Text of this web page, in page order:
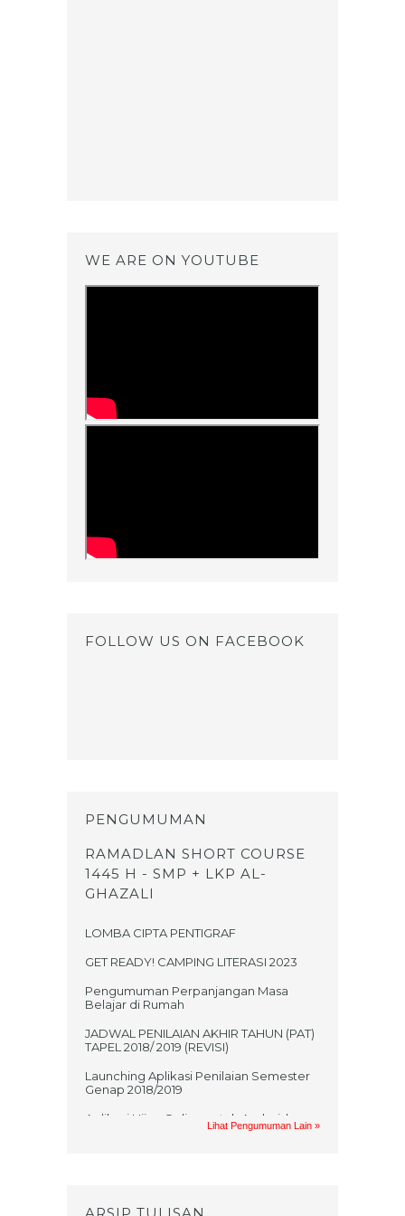
WE ARE ON YOUTUBE
FOLLOW US ON FACEBOOK
PENGUMUMAN
RAMADLAN SHORT COURSE
1445 H - SMP + LKP AL-
GHAZALI
LOMBA CIPTA PENTIGRAF
GET READY! CAMPING LITERASI 2023
Pengumuman Perpanjangan Masa
Belajar di Rumah
JADWAL PENILAIAN AKHIR TAHUN (PAT)
TAPEL 2018/ 2019 (REVISI)
Launching Aplikasi Penilaian Semester
Genap 2018/2019
Aplikasi Ujian Online untuk Android
Lihat Pengumuman Lain »